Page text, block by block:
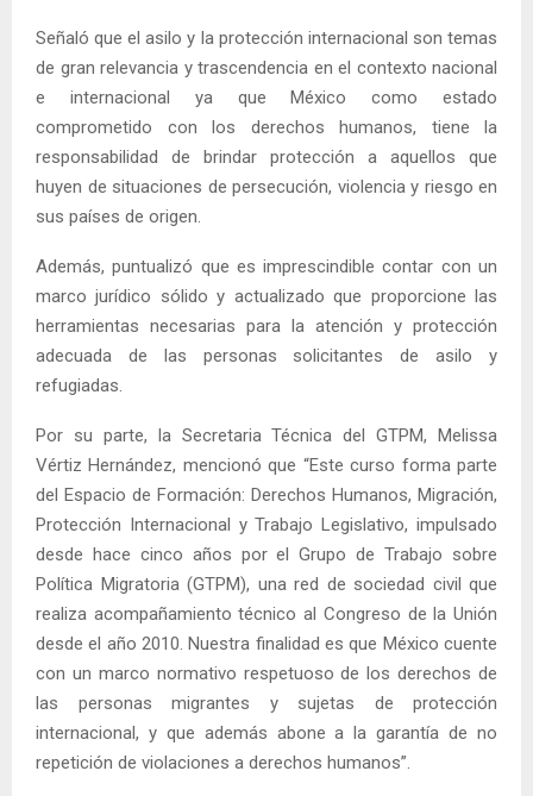
Señaló que el asilo y la protección internacional son temas
de gran relevancia y trascendencia en el contexto nacional
e internacional ya que México como estado
comprometido con los derechos humanos, tiene la
responsabilidad de brindar protección a aquellos que
huyen de situaciones de persecución, violencia y riesgo en
sus países de origen.
Además, puntualizó que es imprescindible contar con un
marco jurídico sólido y actualizado que proporcione las
herramientas necesarias para la atención y protección
adecuada de las personas solicitantes de asilo y
refugiadas.
Por su parte, la Secretaria Técnica del GTPM, Melissa
Vértiz Hernández, mencionó que “Este curso forma parte
del Espacio de Formación: Derechos Humanos, Migración,
Protección Internacional y Trabajo Legislativo, impulsado
desde hace cinco años por el Grupo de Trabajo sobre
Política Migratoria (GTPM), una red de sociedad civil que
realiza acompañamiento técnico al Congreso de la Unión
desde el año 2010. Nuestra finalidad es que México cuente
con un marco normativo respetuoso de los derechos de
las personas migrantes y sujetas de protección
internacional, y que además abone a la garantía de no
repetición de violaciones a derechos humanos”.